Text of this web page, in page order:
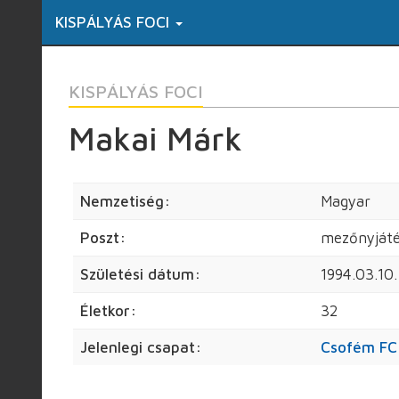
KISPÁLYÁS FOCI
KISPÁLYÁS FOCI
Makai Márk
Nemzetiség: Magyar
Poszt:
Születési dátum: 1994.03.10.
Életkor: 32
Jelenlegi csapat: Csofém FC